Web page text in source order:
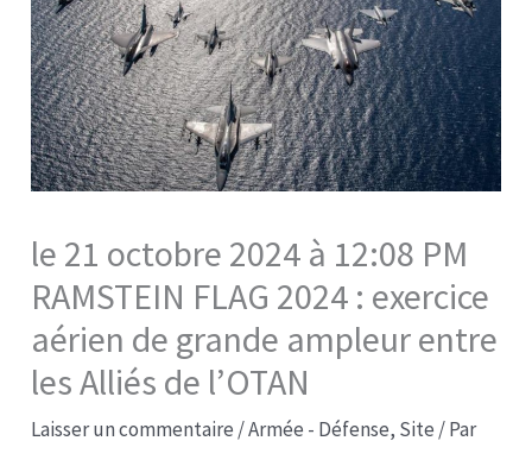
le 21 octobre 2024 à 12:08 PM
RAMSTEIN FLAG 2024 : exercice
aérien de grande ampleur entre
les Alliés de l’OTAN​
Laisser un commentaire /Armée - Défense, Site / Par